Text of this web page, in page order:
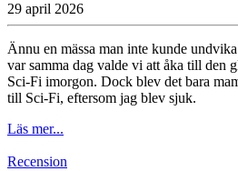
29 april 2026
Ännu en mässa man inte kunde
var samma dag valde vi att åka till den
Sci-Fi imorgon. Dock blev det bara
till Sci-Fi, eftersom jag blev sjuk.
Läs mer...
Recension